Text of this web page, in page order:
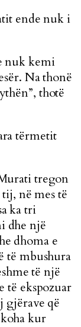
ende nuk i
nuk kemi
Na thonë
thotë
tërmetit
tregon
tij, në mes të
ka tri
dhe një
dhoma e
të mbushura
të një
të ekspozuar
gjërave që
kur